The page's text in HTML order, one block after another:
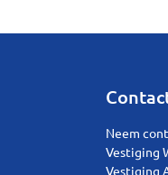
Neem
Vestiging
Vestiging